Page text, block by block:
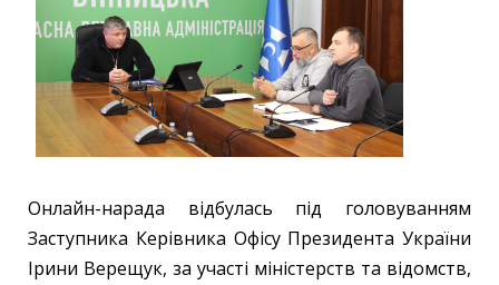
Онлайн-нарада відбулась під головуванням
Заступника Керівника Офісу Президента України
Ірини Верещук, за участі міністерств та відомств,